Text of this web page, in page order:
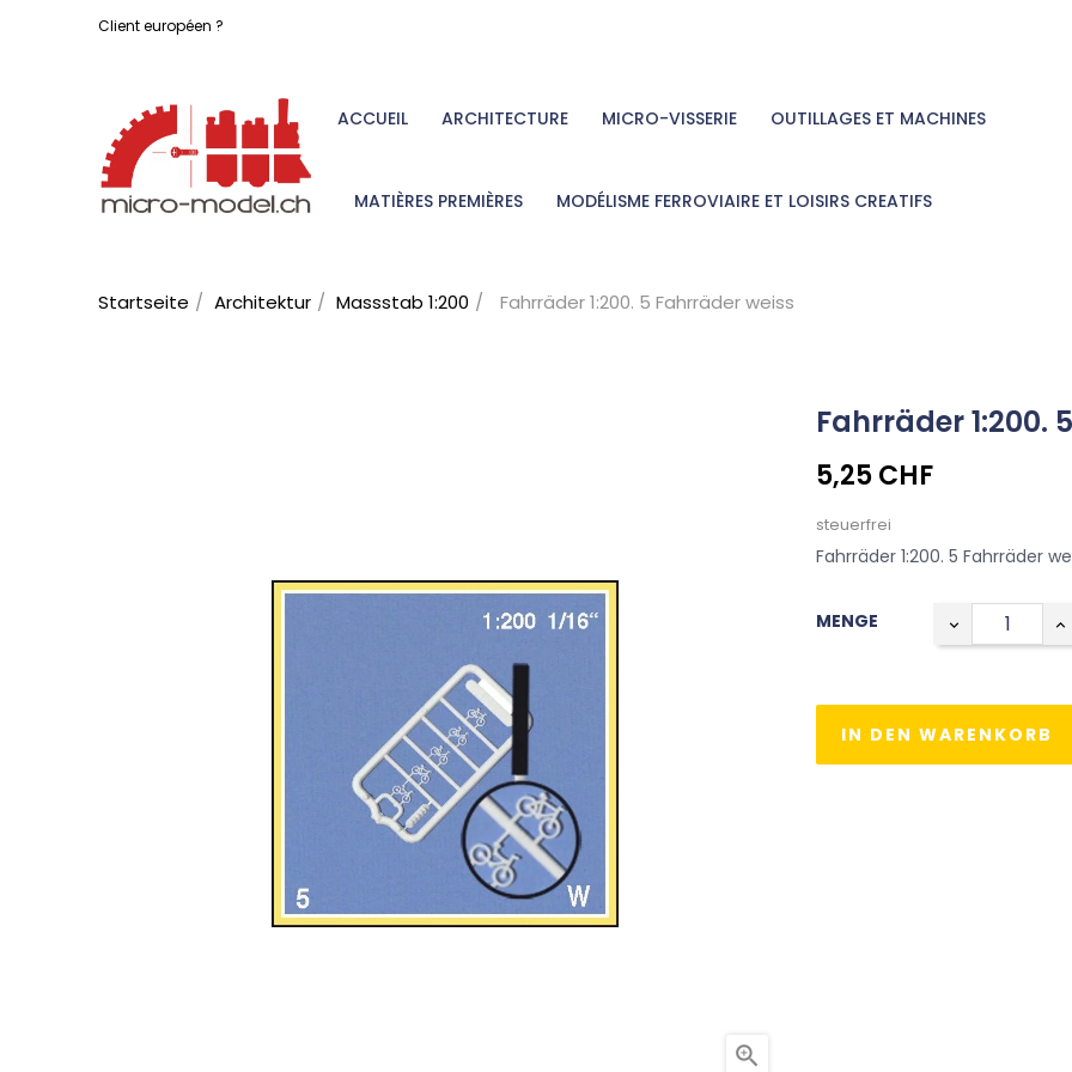
Client européen ?
ACCUEIL ARCHITECTURE MICRO-VISSERIE OUTILLAGES ET MACHINES
MATIÈRES PREMIÈRES MODÉLISME FERROVIAIRE ET LOISIRS CREATIFS
Startseite Architektur Massstab 1:200 Fahrräder 1:200. 5 Fahrräder weiss

Fahrräder 1:200.
5,25 CHF
steuerfrei
Fahrräder 1:200. 5 Fahrräder
MENGE
IN DEN WARENKORB